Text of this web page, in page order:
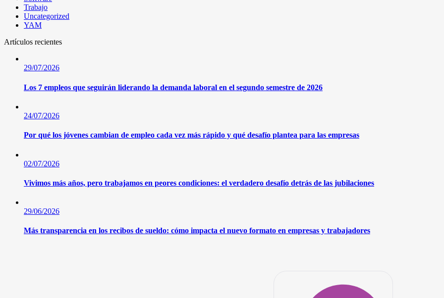
Trabajo
Uncategorized
YAM
Artículos recientes
29/07/2026
Los 7 empleos que seguirán liderando la demanda laboral en el segundo semestre de 2026
24/07/2026
Por qué los jóvenes cambian de empleo cada vez más rápido y qué desafío plantea para las empresas
02/07/2026
Vivimos más años, pero trabajamos en peores condiciones: el verdadero desafío detrás de las jubilaciones
29/06/2026
Más transparencia en los recibos de sueldo: cómo impacta el nuevo formato en empresas y trabajadores